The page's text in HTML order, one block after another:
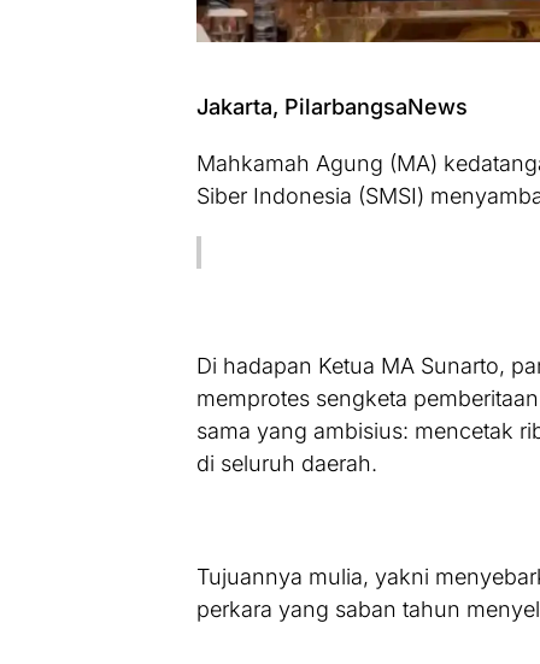
Jakarta, PilarbangsaNews
Mahkamah Agung (MA)
Siber Indonesia (SMSI)
Di hadapan Ketua MA Sunarto,
memprotes sengketa
sama yang ambisius: mencetak
di seluruh daerah.
Tujuannya mulia, yakni
perkara yang saban tahun